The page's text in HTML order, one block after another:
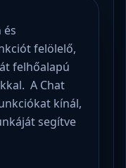
és
felölelő,
felhőalapú
A Chat
kínál,
segítve